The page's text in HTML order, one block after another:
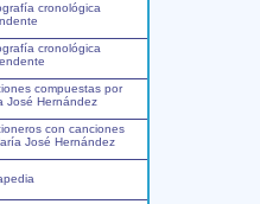
cronológica
cronológica
compuestas por
José Hernández
con canciones
José Hernández